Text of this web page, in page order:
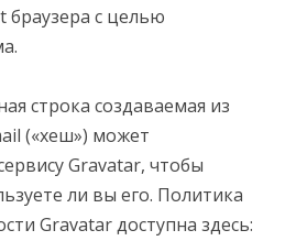
с целью
строка создаваемая из
(«хеш») может
Gravatar, чтобы
ли вы его. Политика
Gravatar доступна здесь: